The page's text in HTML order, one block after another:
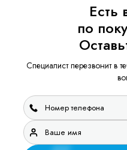
Есть
по
Специалист перезвонит в